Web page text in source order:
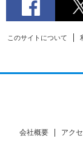
このサイトについて
会社概要 アク